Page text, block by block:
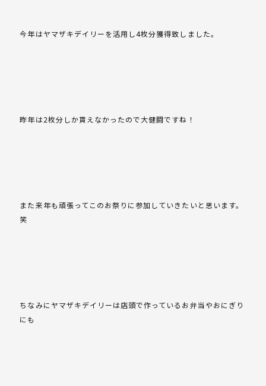
今年はヤマザキデイリーを活用し4枚分獲得致しました。
昨年は2枚分しか貰えなかったので大健闘ですね！
また来年も頑張ってこのお祭りに参加していきたいと思います。
笑
ちなみにヤマザキデイリーは店頭で作っているお弁当やおにぎり
にも